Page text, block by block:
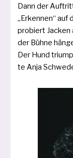
Dann der
„Erkennen“ auf
pro­biert Jacken
der Bühne
Der Hund
te Anja